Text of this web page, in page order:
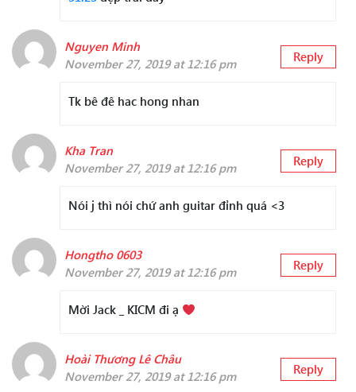
Nguyen Minh
November 27, 2019 at 12:16 pm
Reply
Tk bê đê hac hong nhan
Kha Tran
November 27, 2019 at 12:16 pm
Reply
Nói j thì nói chứ anh guitar đỉnh quá <3
Hongtho 0603
November 27, 2019 at 12:16 pm
Reply
Mời Jack _ KICM đi ạ
Hoài Thương Lê Châu
November 27, 2019 at 12:16 pm
Reply